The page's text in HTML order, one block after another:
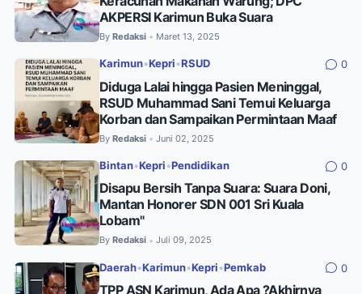
AKPERSI Karimun Buka Suara
By Redaksi • Maret 13, 2025
Karimun•Kepri •RSUD 0
Diduga Lalai hingga Pasien Meninggal,
RSUD Muhammad Sani Temui Keluarga
Korban dan Sampaikan Permintaan Maaf
By Redaksi • Juni 02, 2025
Bintan•Kepri •Pendidikan 0
Disapu Bersih Tanpa Suara: Suara Doni,
Mantan Honorer SDN 001 Sri Kuala
Lobam"
By Redaksi • Juli 09, 2025
Daerah•Karimun•Kepri •Pemkab 0
TPP ASN Karimun, Ada Apa ?Akhirnya